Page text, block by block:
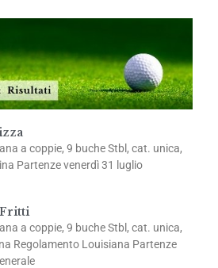
a coppie, 9 buche Stbl, cat. unica,
Partenze venerdì 31 luglio
a coppie, 9 buche Stbl, cat. unica,
Regolamento Louisiana Partenze